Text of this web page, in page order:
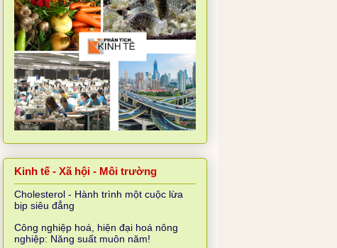
Kinh tế - Xã hội - Môi trường
Cholesterol - Hành trình một cuộc lừa
bịp siêu đẳng
Công nghiệp hoá, hiện đại hoá nông
nghiệp: Năng suất muôn năm!